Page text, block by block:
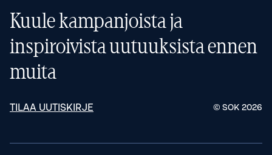
Kuule kampanjoista ja
inspiroivista uutuuksista ennen
muita
TILAA UUTISKIRJE © SOK 2026